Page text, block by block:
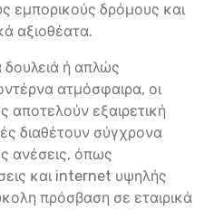
εμπορικούς δρόμους και
αξιοθέατα.
δουλειά ή απλώς
ατμόσφαιρα, οι
αποτελούν εξαιρετική
διαθέτουν σύγχρονα
ανέσεις, όπως
και internet υψηλής
πρόσβαση σε εταιρικά